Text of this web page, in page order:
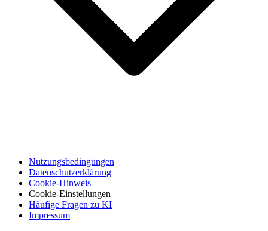
Nutzungsbedingungen
Datenschutzerklärung
Cookie-Hinweis
Cookie-Einstellungen
Häufige Fragen zu KI
Impressum